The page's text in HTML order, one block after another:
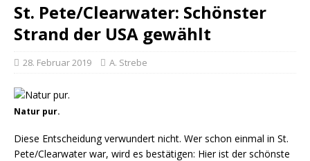
St. Pete/Clearwater: Schönster
Strand der USA gewählt
28. Februar 2019 A. Strebe
Natur pur.
Diese Entscheidung verwundert nicht. Wer schon einmal in St.
Pete/Clearwater war, wird es bestätigen: Hier ist der schönste